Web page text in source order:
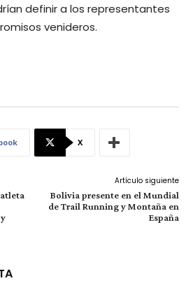
definir a los representantes
venideros.
X
Artículo siguiente
Bolivia presente en el Mundial
de Trail Running y Montaña en
España